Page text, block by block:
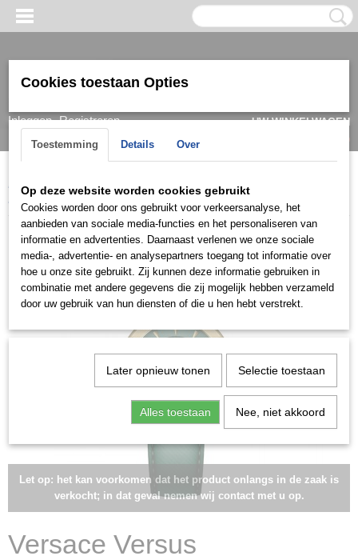
Inloggen Registreren
UW WINKELWAGEN
(0)
Home > Horloge > Versus Versace > Dames >
Dameshorloge VSPO2221
Let op: het kan voorkomen dat het product onlangs in de zaak is
verkocht; in dat geval nemen wij contact met u op.
Versace Versus
Cookies toestaan Opties
Toestemming Details Over
Op deze website worden cookies gebruikt
Cookies worden door ons gebruikt voor verkeersanalyse, het
aanbieden van sociale media-functies en het personaliseren van
informatie en advertenties. Daarnaast verlenen we onze sociale
media-, advertentie- en analysepartners toegang tot informatie over
hoe u onze site gebruikt. Zij kunnen deze informatie gebruiken in
combinatie met andere gegevens die zij mogelijk hebben verzameld
door uw gebruik van hun diensten of die u hen hebt verstrekt.
Later opnieuw tonen Selectie toestaan
Alles toestaan Nee, niet akkoord